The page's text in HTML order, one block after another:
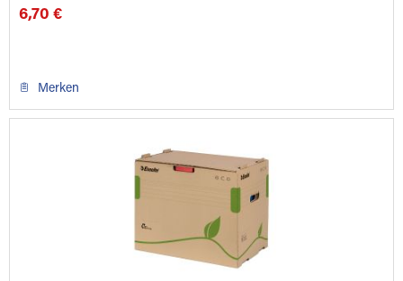
6,70 €
Merken